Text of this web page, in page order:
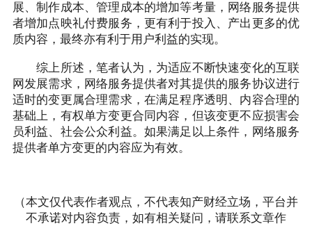
展、制作成本、管理成本的增加等考量，网络服务提供
者增加点映礼付费服务，更有利于投入、产出更多的优
质内容，最终亦有利于用户利益的实现。
综上所述，笔者认为，为适应不断快速变化的互联
网发展需求，网络服务提供者对其提供的服务协议进行
适时的变更属合理需求，在满足程序透明、内容合理的
基础上，有权单方变更合同内容，但该变更不应损害会
员利益、社会公众利益。如果满足以上条件，网络服务
提供者单方变更的内容应为有效。
（本文仅代表作者观点，不代表知产财经立场，平台并
不承诺对内容负责，如有相关疑问，请联系文章作